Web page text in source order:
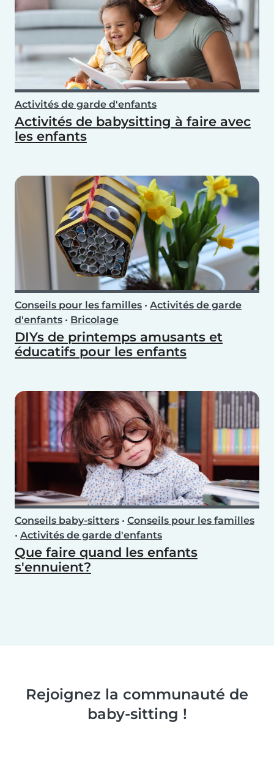
Activités de garde d'enfants
Activités de babysitting à faire avec
les enfants
Conseils pour les familles • Activités de garde
d'enfants • Bricolage
DIYs de printemps amusants et
éducatifs pour les enfants
Conseils baby-sitters • Conseils pour les familles
• Activités de garde d'enfants
Que faire quand les enfants
s'ennuient?
Rejoignez la communauté de
baby-sitting !